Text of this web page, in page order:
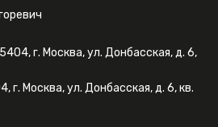
г. Москва, ул. Донбасская, д. 6,
г. Москва, ул. Донбасская, д. 6, кв.